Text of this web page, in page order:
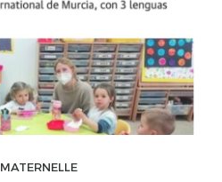
MATERNELLE